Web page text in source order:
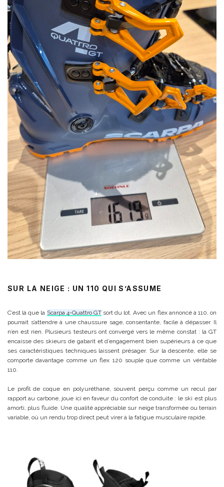
SUR LA NEIGE : UN 110 QUI S’ASSUME
C’est là que la Scarpa 4-Quattro GTsort du lot. Avec un flex annoncé à 110, on
pourrait s’attendre à une chaussure sage, consentante, facile à dépasser. Il
n’en est rien. Plusieurs testeurs ont convergé vers le même constat : la GT
encaisse des skieurs de gabarit et d’engagement bien supérieurs à ce que
ses caractéristiques techniques laissent présager. Sur la descente, elle se
comporte davantage comme un flex 120 souple que comme un véritable
110.
Le profil de coque en polyuréthane, souvent perçu comme un recul par
rapport au carbone, joue ici en faveur du confort de conduite : le ski est plus
amorti, plus fluide. Une qualité appréciable sur neige transformée ou terrain
variable, où un rendu trop direct peut virer à la fatigue musculaire rapide.